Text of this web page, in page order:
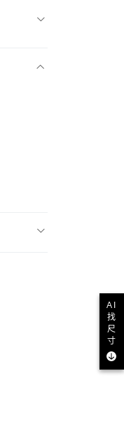
AI
找
尺
寸